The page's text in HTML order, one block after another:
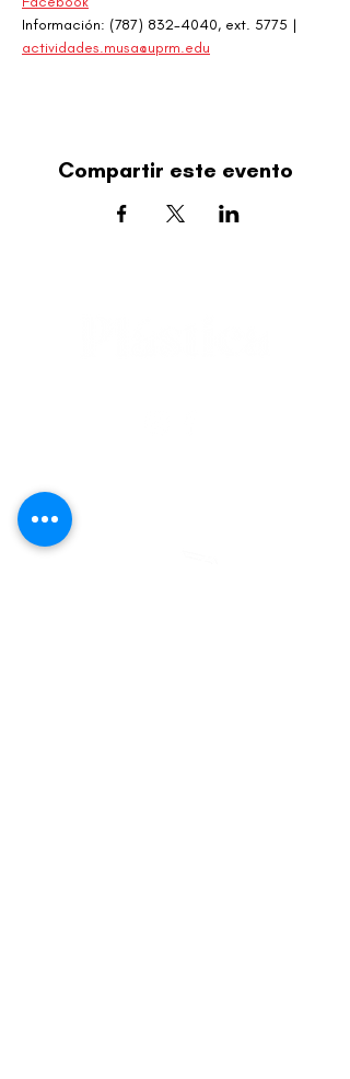
Información: (787) 832-4040, ext. 5775 |
actividades.musa@uprm.edu
Compartir este evento